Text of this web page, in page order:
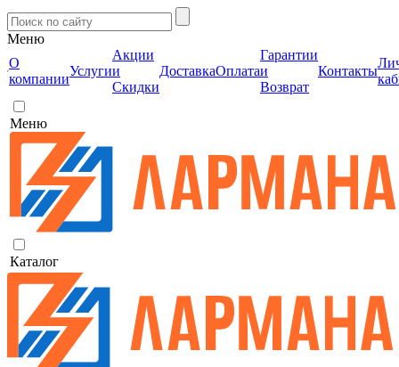
Меню
О
компании
Услуги
Акции
и
Скидки
ДоставкаОплата
Гарантии
и
Возврат
Контакты
Меню
Каталог